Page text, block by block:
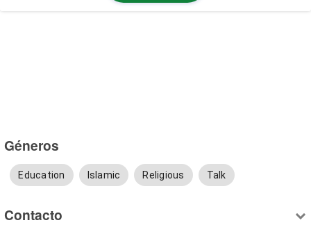
Géneros
Education Islamic Religious Talk
Contacto